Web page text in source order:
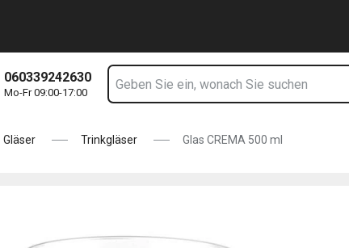
060339242630
Mo-Fr 09:00-17:00
Gläser Trinkgläser Glas CREMA 500 ml